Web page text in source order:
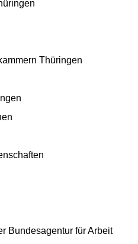
Thüringen
Bundesagentur für Arbeit